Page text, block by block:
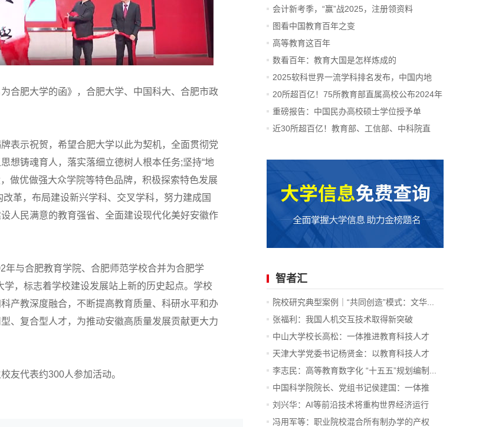
肥大学的函》，合肥大学、中国科大、合肥市政
示祝贺，希望合肥大学以此为契机，全面贯彻党
想铸魂育人，落实落细立德树人根本任务;坚持“地
做优做强大众学院等特色品牌，积极探索特色发展
革，布局建设新兴学科、交叉学科，努力建成国
人民满意的教育强省、全面建设现代化美好安徽作
与合肥教育学院、合肥师范学校合并为合肥学
，标志着学校建设发展站上新的历史起点。学校
产教深度融合，不断提高教育质量、科研水平和办
、复合型人才，为推动安徽高质量发展贡献更大力
代表约300人参加活动。
会计新考季，“赢”战2025，注册领资料
图看中国教育百年之变
高等教育这百年
数看百年：教育大国是怎样炼成的
2025软科世界一流学科排名发布，中国内地
14...
20所超百亿！75所教育部直属高校公布2024年
决算
重磅报告：中国民办高校硕士学位授予单
位、...
近30所超百亿！教育部、工信部、中科院直
智者汇
院校研究典型案例｜“共同创造”模式：文华...
张福利：我国人机交互技术取得新突破
中山大学校长高松：一体推进教育科技人才
发...
天津大学党委书记杨贤金：以教育科技人才
一...
李志民：高等教育数字化 “十五五”规划编制...
中国科学院院长、党组书记侯建国：一体推
进...
刘兴华：AI等前沿技术将重构世界经济运行
底...
冯用军等：职业院校混合所有制办学的产权